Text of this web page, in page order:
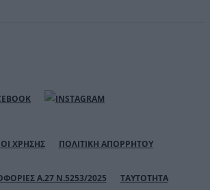
ΧΡΗΣΗΣ ΠΟΛΙΤΙΚΗ ΑΠΟΡΡΗΤΟΥ
Α.27 Ν.5253/2025 ΤΑΥΤΟΤΗΤΑ